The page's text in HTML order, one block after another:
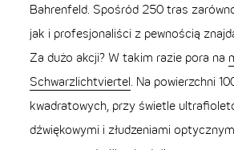
Bahrenfeld. Spośród 250 tras
jak i profesjonaliści z pewnością
Za dużo akcji? W takim razie pora na
Schwarzlichtviertel . Na powierzchni
kwadratowych, przy świetle
dźwiękowymi i złudzeniami